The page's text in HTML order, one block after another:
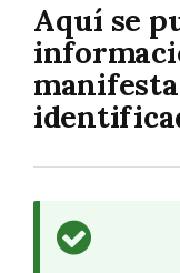
Aquí se